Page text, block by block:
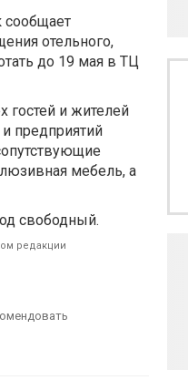
отельного,
до 19 мая в ТЦ
гостей и жителей
предприятий
мебель, а
свободный.
редакции